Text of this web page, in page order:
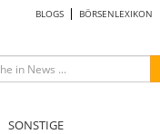
BLOGS BÖRSENLEXIKON
SONSTIGE